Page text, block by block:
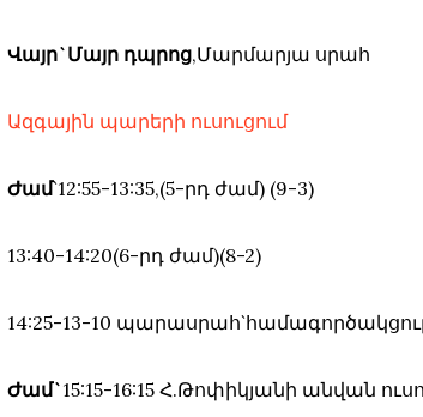
Վայր`Մայր դպրոց,Մարմարյա սրահ
Ազգային պարերի ուսուցում
Ժամ`12:55-13:35,(5-րդ ժամ) (9-3)
13:40-14:20(6-րդ ժամ)(8-2)
14:25-13-10
Ժամ`15:15-16:15 Հ.Թոփիկյանի անվան